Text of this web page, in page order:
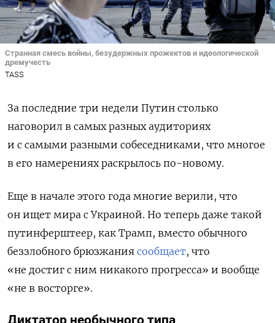
Странная смесь войны, безудержных прожектов и идеологической
дремучесть
TASS
За последние три недели Путин столько
наговорил в самых разных аудиториях
и с самыми разными собеседниками, что многое
в его намерениях раскрылось по-новому.
Еще в начале этого года многие верили, что
он ищет мира с Украиной. Но теперь даже такой
путинферштеер, как Трамп, вместо обычного
беззлобного брюзжания сообщает, что
«не достиг с ним никакого прогресса» и вообще
«не в восторге».